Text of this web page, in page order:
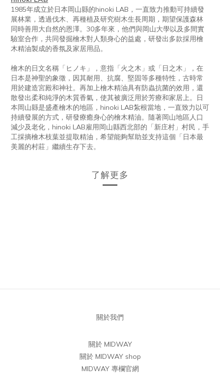
1985年成立於日本岡山縣的hinoki LAB，一直致力推動可持續發
展林業，透過伐木、再種植及研究樹木生長周期，期望保護森林
同時善用大自然的恩澤。30多年來，他們與岡山大學以及多間實
驗室合作，共同發掘檜木對人類身心的益處，研發出多款採用檜
木精油製成的香氛及家居用品。
檜木的日文名稱「ヒノキ」，意指「火之木」或「日之木」，在
日本是神聖的象徵，因其耐用、抗腐、堅固等多種特性，古時常
用於建造宮殿和神社。再加上檜木精油具有防蟲抗菌的效用，還
散發出柔和純淨的木質香氣，使其被廣泛用於芳療和家居上。日
本岡山縣是盛產檜木的地區，hinoki LAB紮根當地，一直致力以可
持續發展的方式，研發療癒身心的檜木精油。隨著岡山地區人口
減少及老化，hinoki LAB雇用岡山縣西北部的「新庄村」村民，手
工採摘檜木枝葉並提取精油，希望能夠幫助並支持這個「日本最
美麗的村莊」繼續生存下去。
了解更多
關於我們
關於 MIDWAY
關於 MIDWAY shop
MIDWAY 專欄官網